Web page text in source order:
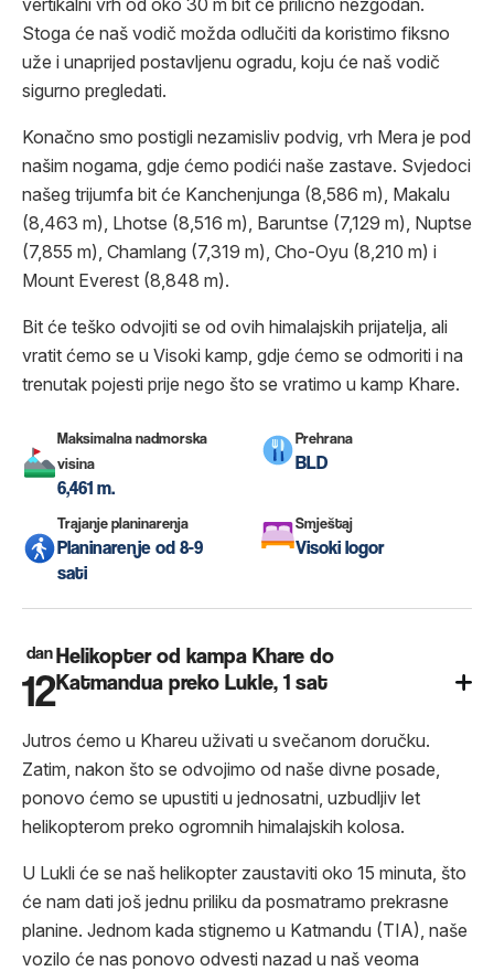
vertikalni vrh od oko 30 m bit će prilično nezgodan.
Stoga će naš vodič možda odlučiti da koristimo fiksno
uže i unaprijed postavljenu ogradu, koju će naš vodič
sigurno pregledati.
Konačno smo postigli nezamisliv podvig, vrh Mera je pod
našim nogama, gdje ćemo podići naše zastave. Svjedoci
našeg trijumfa bit će Kanchenjunga (8,586 m), Makalu
(8,463 m), Lhotse (8,516 m), Baruntse (7,129 m), Nuptse
(7,855 m), Chamlang (7,319 m), Cho-Oyu (8,210 m) i
Mount Everest (8,848 m).
Bit će teško odvojiti se od ovih himalajskih prijatelja, ali
vratit ćemo se u Visoki kamp, ​​gdje ćemo se odmoriti i na
trenutak pojesti prije nego što se vratimo u kamp Khare.
Maksimalna nadmorska
visina
6,461 m.
Prehrana
BLD
Trajanje planinarenja
Planinarenje od 8-9
sati
Smještaj
Visoki logor
dan
12
Helikopter od kampa Khare do
Katmandua preko Lukle, 1 sat
Jutros ćemo u Khareu uživati ​​u svečanom doručku.
Zatim, nakon što se odvojimo od naše divne posade,
ponovo ćemo se upustiti u jednosatni, uzbudljiv let
helikopterom preko ogromnih himalajskih kolosa.
U Lukli će se naš helikopter zaustaviti oko 15 minuta, što
će nam dati još jednu priliku da posmatramo prekrasne
planine. Jednom kada stignemo u Katmandu (TIA), naše
vozilo će nas ponovo odvesti nazad u naš veoma